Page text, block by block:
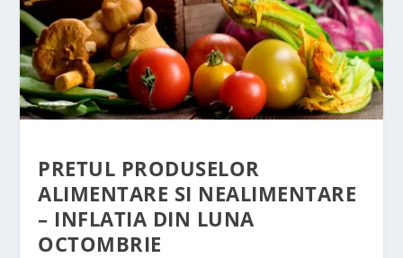
PRETUL PRODUSELOR
ALIMENTARE SI NEALIMENTARE
– INFLATIA DIN LUNA
OCTOMBRIE